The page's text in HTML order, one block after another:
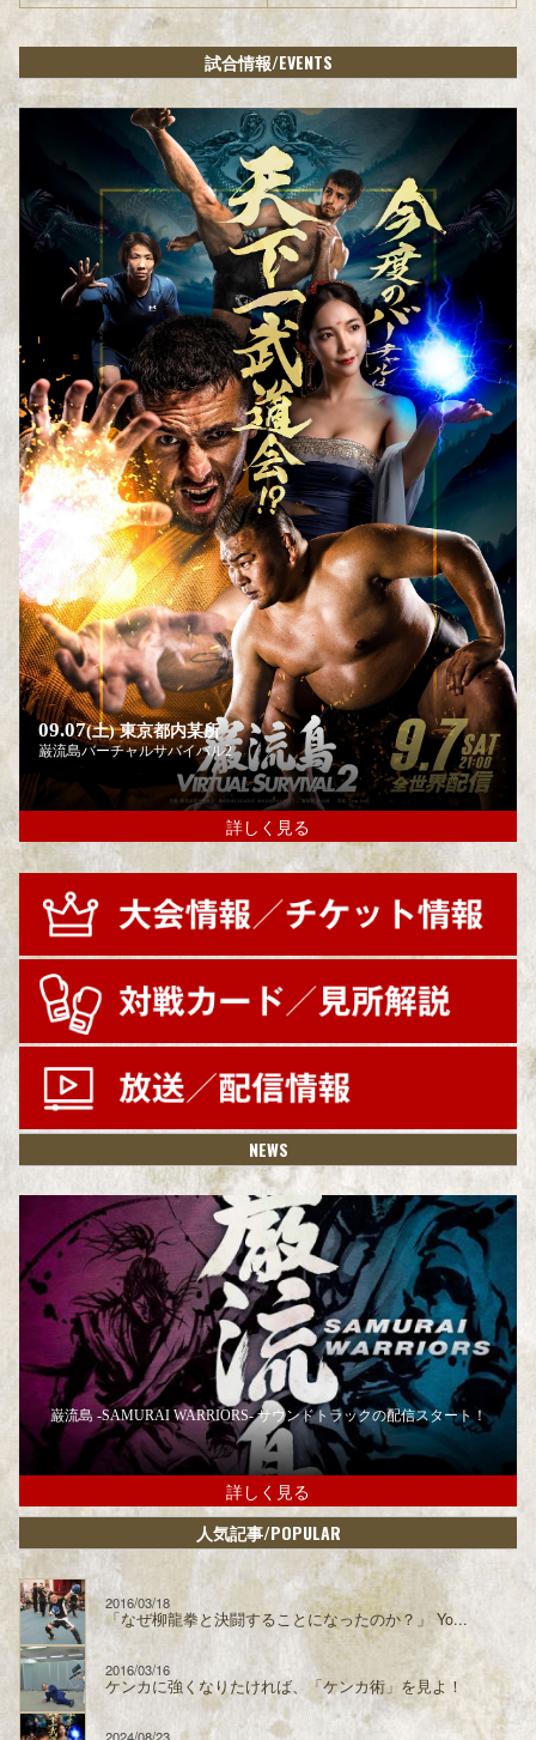
試合情報/EVENTS
09.07(土)東京都内某所
巌流島バーチャルサバイバル2
詳しく見る
NEWS
巌流島 -SAMURAI WARRIORS- サウンドトラックの配信スタート！
詳しく見る
人気記事/POPULAR
2016/03/18
「なぜ柳龍拳と決闘することになったのか？」 Yo...
2016/03/16
ケンカに強くなりたければ、「ケンカ術」を見よ！